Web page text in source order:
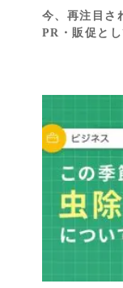
今、再注目さ
PR・販促と